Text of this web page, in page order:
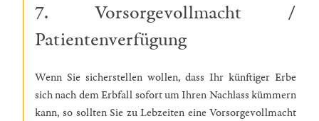
7. Vorsorgevollmacht /
Patientenverfügung
Wenn Sie sicherstellen wollen, dass Ihr künftiger Erbe
sich nach dem Erbfall sofort um Ihren Nachlass kümmern
kann, so sollten Sie zu Lebzeiten eine Vorsorgevollmacht